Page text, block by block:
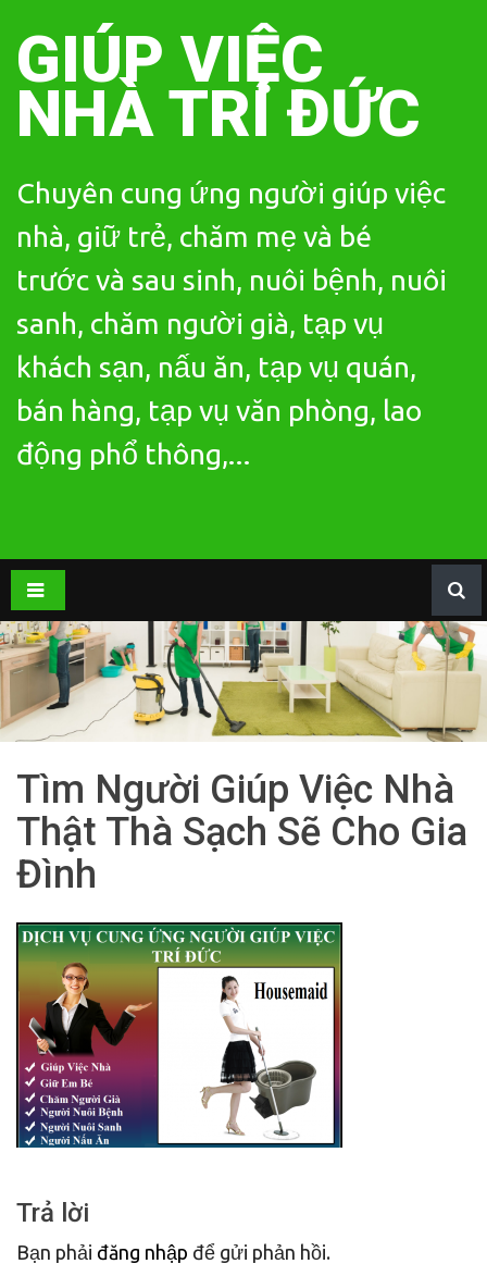
contentGIÚP VIỆC
NHÀ TRÍ ĐỨC
Chuyên cung ứng người giúp việc
nhà, giữ trẻ, chăm mẹ và bé
trước và sau sinh, nuôi bệnh, nuôi
sanh, chăm người già, tạp vụ
khách sạn, nấu ăn, tạp vụ quán,
bán hàng, tạp vụ văn phòng, lao
động phổ thông,...
Tìm Người Giúp Việc Nhà
Thật Thà Sạch Sẽ Cho Gia
Đình
Trả lời
Bạn phải đăng nhập để gửi phản hồi.